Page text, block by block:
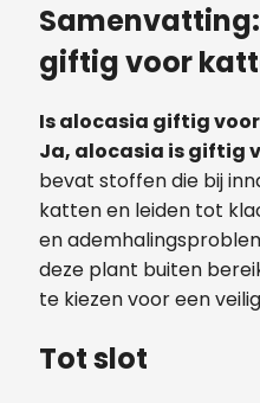
giftig voor
Is alocasia giftig
Ja, alocasia is giftig
bevat stoffen die bij
katten en leiden tot
en
deze plant buiten
te kiezen voor een
Tot slot